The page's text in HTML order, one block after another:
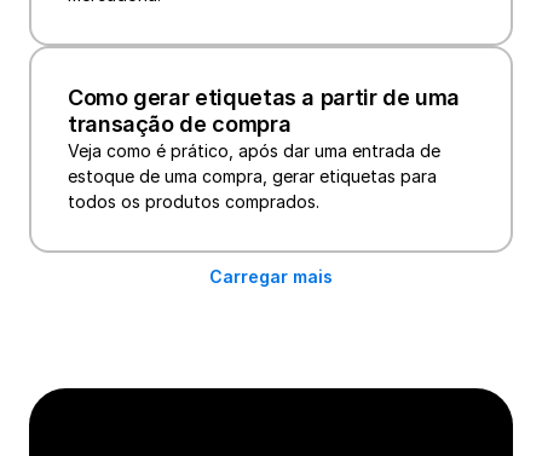
Como gerar etiquetas a partir de uma
transação de compra
Veja como é prático, após dar uma entrada de
estoque de uma compra, gerar etiquetas para
todos os produtos comprados.
Carregar mais